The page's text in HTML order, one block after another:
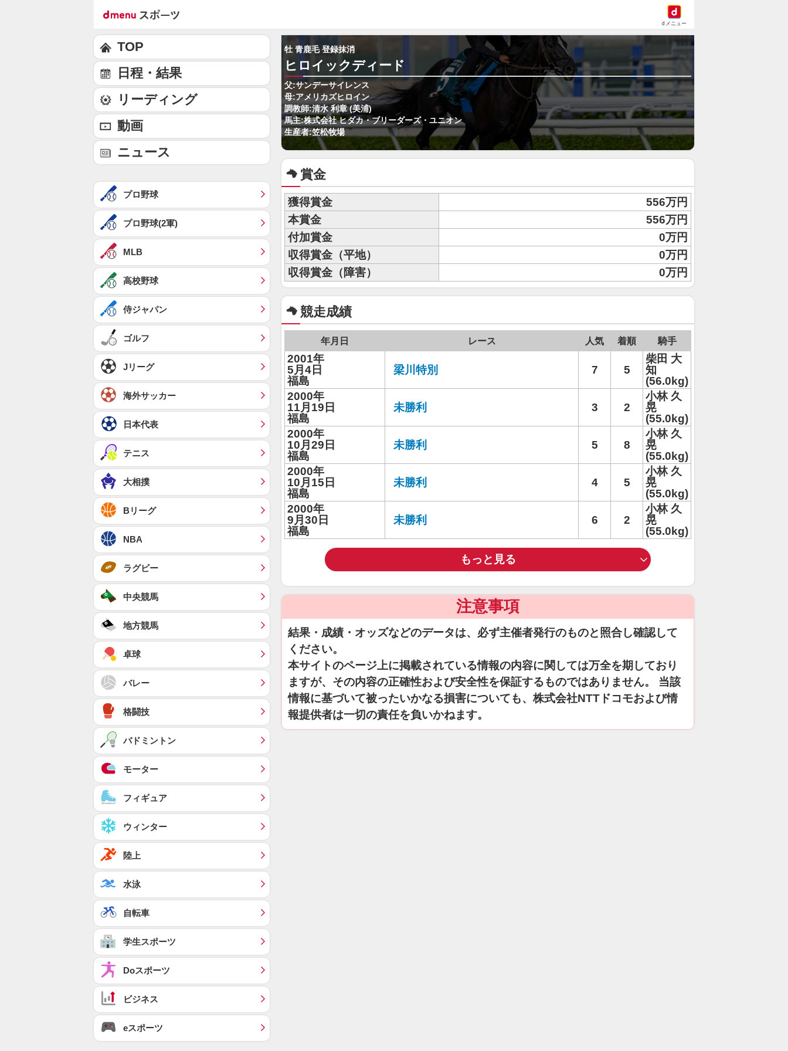
dメニュー
牡 青鹿毛 登録抹消
ヒロイックディード
父:サンデーサイレンス
母:アメリカズヒロイン
調教師:清水 利章 (美浦)
馬主:株式会社 ヒダカ・ブリーダーズ・ユニオン
生産者:笠松牧場
賞金
獲得賞金
556万円
本賞金
556万円
付加賞金
0万円
収得賞金（平地）
0万円
収得賞金（障害）
0万円
競走成績
年月日 レース 人気 着順 騎手
2001年
5月4日
福島
梁川特別 7 5
柴田 大
知
(56.0kg)
2000年
11月19日
福島
未勝利 3 2
小林 久
晃
(55.0kg)
2000年
10月29日
福島
未勝利 5 8
小林 久
晃
(55.0kg)
2000年
10月15日
福島
未勝利 4 5
小林 久
晃
(55.0kg)
2000年
9月30日
福島
未勝利 6 2
小林 久
晃
(55.0kg)
もっと見る
注意事項
結果・成績・オッズなどのデータは、必ず主催者発行のものと照合し確認して
ください。
本サイトのページ上に掲載されている情報の内容に関しては万全を期しており
ますが、その内容の正確性および安全性を保証するものではありません。 当該
情報に基づいて被ったいかなる損害についても、株式会社NTTドコモおよび情
報提供者は一切の責任を負いかねます。
TOP
日程・結果
リーディング
動画
ニュース
プロ野球
プロ野球(2軍)
MLB
高校野球
侍ジャパン
ゴルフ
Jリーグ
海外サッカー
日本代表
テニス
大相撲
Bリーグ
NBA
ラグビー
中央競馬
地方競馬
卓球
バレー
格闘技
バドミントン
モーター
フィギュア
ウィンター
陸上
水泳
自転車
学生スポーツ
Doスポーツ
ビジネス
eスポーツ